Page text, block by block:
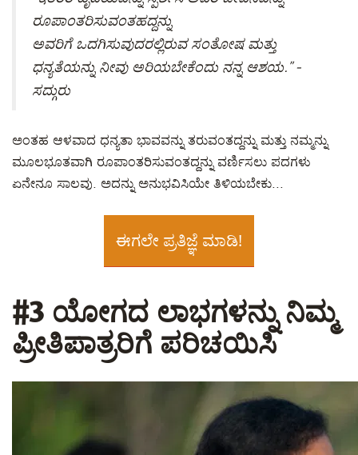
ರೂಪಾಂತರಿಸುವಂತಹದ್ದನ್ನು
ಅವರಿಗೆ ಒದಗಿಸುವುದರಲ್ಲಿರುವ ಸಂತೋಷ ಮತ್ತು
ಧನ್ಯತೆಯನ್ನು ನೀವು ಅರಿಯಬೇಕೆಂದು ನನ್ನ ಆಶಯ.” -
ಸದ್ಗುರು
ಅಂತಹ ಆಳವಾದ ಧನ್ಯತಾ ಭಾವವನ್ನು ತರುವಂತದ್ದನ್ನು ಮತ್ತು ನಮ್ಮನ್ನು
ಮೂಲಭೂತವಾಗಿ ರೂಪಾಂತರಿಸುವಂತದ್ದನ್ನು ವರ್ಣಿಸಲು ಪದಗಳು
ಏನೇನೂ ಸಾಲವು. ಅದನ್ನು ಅನುಭವಿಸಿಯೇ ತಿಳಿಯಬೇಕು...
ಈಗಲೇ ಪ್ರತಿಜ್ಞೆ ಮಾಡಿ!
#3 ಯೋಗದ ಲಾಭಗಳನ್ನು ನಿಮ್ಮ
ಪ್ರೀತಿಪಾತ್ರರಿಗೆ ಪರಿಚಯಿಸಿ